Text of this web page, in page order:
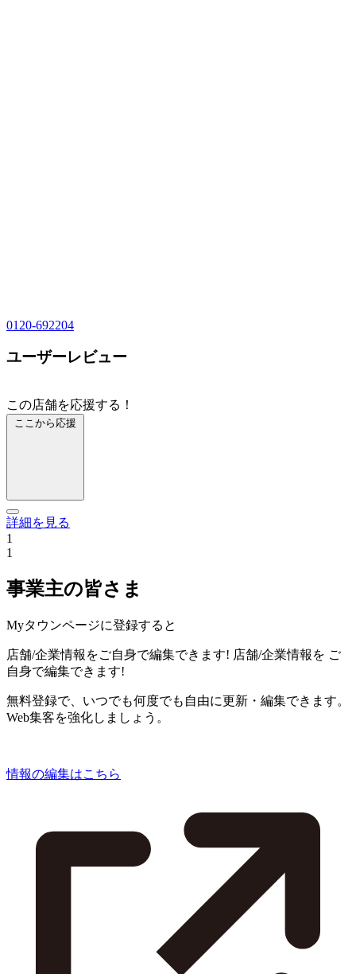
0120-692204
ユーザーレビュー
この店舗を応援する！
ここから応援
詳細を見る
1
1
事業主の皆さま
Myタウンページに登録すると
店舗/企業情報をご自身で編集できます! 店舗/企業情報を ご
自身で編集できます!
無料登録で、いつでも何度でも自由に更新・編集できます。
Web集客を強化しましょう。
情報の編集はこちら